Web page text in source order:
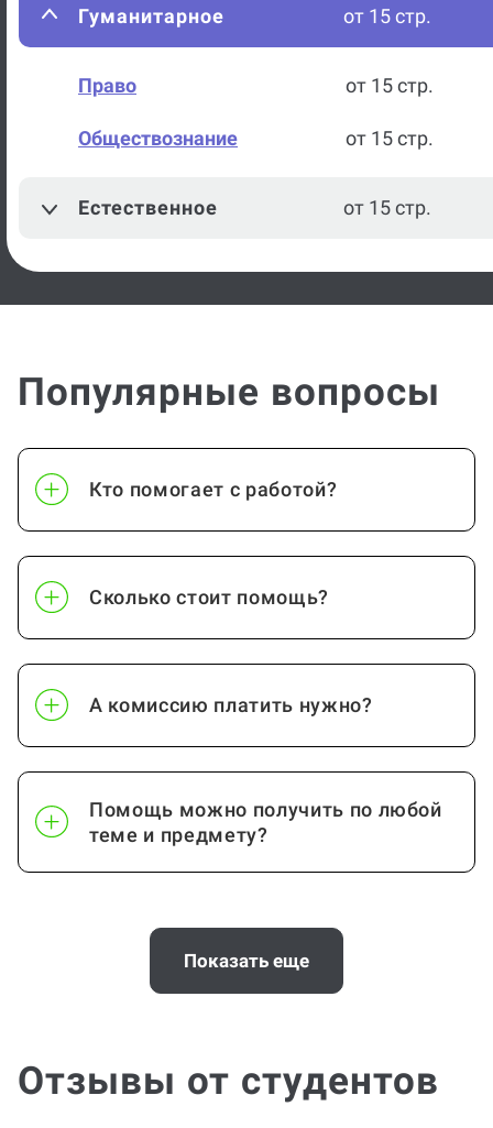
Гуманитарное от 15 стр.
Право от 15 стр.
Обществознание от 15 стр.
Естественное от 15 стр.
Популярные вопросы
Кто помогает с работой?
Сколько стоит помощь?
А комиссию платить нужно?
Помощь можно получить по любой
теме и предмету?
Почему выгодно заказать
консультацию по проектной работе
на Work5?
Помощь с услугой Проектная работа
Показать еще
Отзывы от студентов